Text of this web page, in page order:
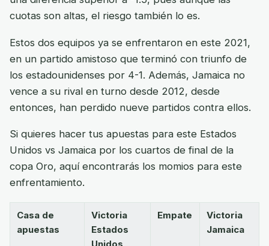
cuotas son altas, el riesgo también lo es.
Estos dos equipos ya se enfrentaron en este 2021,
en un partido amistoso que terminó con triunfo de
los estadounidenses por 4-1. Además, Jamaica no
vence a su rival en turno desde 2012, desde
entonces, han perdido nueve partidos contra ellos.
Si quieres hacer tus apuestas para este Estados
Unidos vs Jamaica por los cuartos de final de la
copa Oro, aquí encontrarás los momios para este
enfrentamiento.
Casa de
apuestas
Victoria
Estados
Empate
Victoria
Jamaica